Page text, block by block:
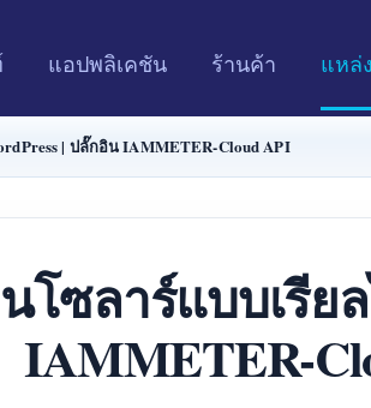
แอปพลิเคชัน ร้านค้า แหล่
| ปลั๊กอิน IAMMETER-Cloud API
ซลาร์แบบเรีย
IAMMETER-